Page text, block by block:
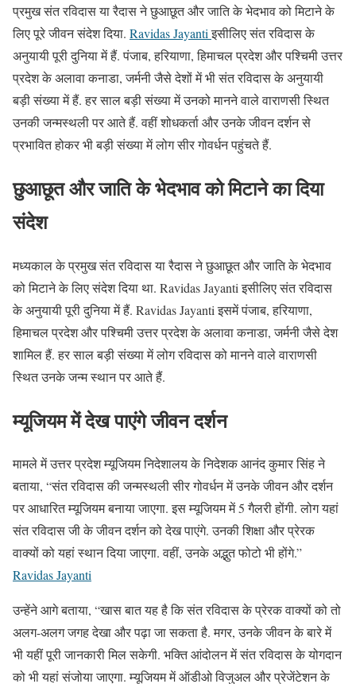
प्रमुख संत रविदास या रैदास ने छुआछूत और जाति के भेदभाव को मिटाने के
लिए पूरे जीवन संदेश दिया. Ravidas Jayantiइसीलिए संत रविदास के
अनुयायी पूरी दुनिया में हैं. पंजाब, हरियाणा, हिमाचल प्रदेश और पश्चिमी उत्तर
प्रदेश के अलावा कनाडा, जर्मनी जैसे देशों में भी संत रविदास के अनुयायी
बड़ी संख्या में हैं. हर साल बड़ी संख्या में उनको मानने वाले वाराणसी स्थित
उनकी जन्मस्थली पर आते हैं. वहीं शोधकर्ता और उनके जीवन दर्शन से
प्रभावित होकर भी बड़ी संख्या में लोग सीर गोवर्धन पहुंचते हैं.
छुआछूत और जाति के भेदभाव को मिटाने का दिया
संदेश
मध्यकाल के प्रमुख संत रविदास या रैदास ने छुआछूत और जाति के भेदभाव
को मिटाने के लिए संदेश दिया था. Ravidas Jayanti इसीलिए संत रविदास
के अनुयायी पूरी दुनिया में हैं. Ravidas Jayanti इसमें पंजाब, हरियाणा,
हिमाचल प्रदेश और पश्चिमी उत्तर प्रदेश के अलावा कनाडा, जर्मनी जैसे देश
शामिल हैं. हर साल बड़ी संख्या में लोग रविदास को मानने वाले वाराणसी
स्थित उनके जन्म स्थान पर आते हैं.
म्यूजियम में देख पाएंगे जीवन दर्शन
मामले में उत्तर प्रदेश म्यूजियम निदेशालय के निदेशक आनंद कुमार सिंह ने
बताया, “संत रविदास की जन्मस्थली सीर गोवर्धन में उनके जीवन और दर्शन
पर आधारित म्यूजियम बनाया जाएगा. इस म्यूजियम में 5 गैलरी होंगी. लोग यहां
संत रविदास जी के जीवन दर्शन को देख पाएंगे. उनकी शिक्षा और प्रेरक
वाक्यों को यहां स्थान दिया जाएगा. वहीं, उनके अद्भुत फोटो भी होंगे.”
Ravidas Jayanti
उन्हेंने आगे बताया, “खास बात यह है कि संत रविदास के प्रेरक वाक्यों को तो
अलग-अलग जगह देखा और पढ़ा जा सकता है. मगर, उनके जीवन के बारे में
भी यहीं पूरी जानकारी मिल सकेगी. भक्ति आंदोलन में संत रविदास के योगदान
को भी यहां संजोया जाएगा. म्यूजियम में ऑडीओ विजुअल और प्रेजेंटेशन के